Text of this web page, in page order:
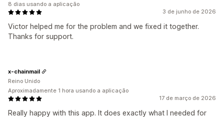
3 de junho de 2026
Victor helped me for the problem and we fixed it together.
Thanks for support.
8 dias usando a aplicação
17 de março de 2026
Really happy with this app. It does exactly what I needed for
x-chainmail
Reino Unido
Aproximadamente 1 hora usando a aplicação